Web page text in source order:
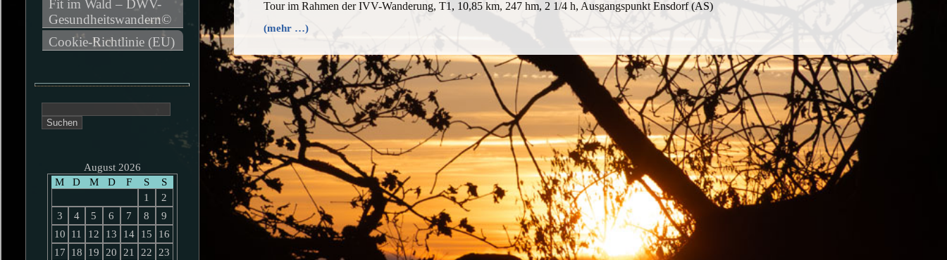
Tour im Rahmen der IVV-Wanderung, T1, 10,85 km, 247 hm, 2 1/4 h, Ausgangspunkt Ensdorf (AS)
(mehr …)
Fit im Wald – DWV-
Gesundheitswandern©
Cookie-Richtlinie (EU)
nach:
August 2026
M
D M D F S
S
1
2
3
4 5 6 7 8
9
10
11 12 13 14 15
16
17
18 19 20 21 22
23